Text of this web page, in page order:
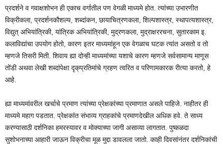
प्रदर्शने व गवाक्षशोभन ही एकाच वर्गातील पण वेगळी माध्यमे होत. त्यांच्या उभारणीत
विक्रीकला, प्रदर्शनकौशल्य, शब्दांकन, छायाचित्रणकला, शिल्पशास्त्र, स्थापत्यशास्त्र,
विद्युत् अभियांत्रिकी, यांत्रिक अभियांत्रिकी, मुद्रणकला, मुद्राक्षररचना, सुतारकाम इ.
कलाविद्यांचा उपयोग होतो, कारण इतर माध्यमांहून एक वेगळाच घटक त्यांत असतो व तो
म्हणजे तिसरी मिती. शिवाय ह्या दोन्ही माध्यमांच्या यशाचे कारण म्हणजे सर्वसामान्य माणूस
तोंडी अथवा लेखी शब्दांपेक्षा दृक्‌प्रतिमांचे ग्रहण त्वरित व परिणामकारक रीत्या करतो, हे
आहे.
ह्या माध्यमांवरील खर्चाचे प्रमाण त्यांच्या प्रेक्षकांच्या प्रमाणात असले पाहिजे. नाहीतर ही
माध्यमे महाग पडतात. प्रेक्षकांत संभाव्य ग्राहकांचे प्रमाणदेखील अधिक हवे. ते साध्य
करण्यासाठी दर्शनिका हमरस्यावर व मोक्याच्या जागी असाव्या लागतात. पुष्कळदा
सुशोभनाच्या आहारी जाऊन विक्रीचा मूळ मुद्दा डावलला जातो. काही दिवसांनंतर दर्शनिकांची